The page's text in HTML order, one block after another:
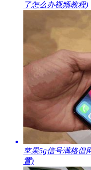
了怎么办视频教程)
苹果5g信号满格但
置)